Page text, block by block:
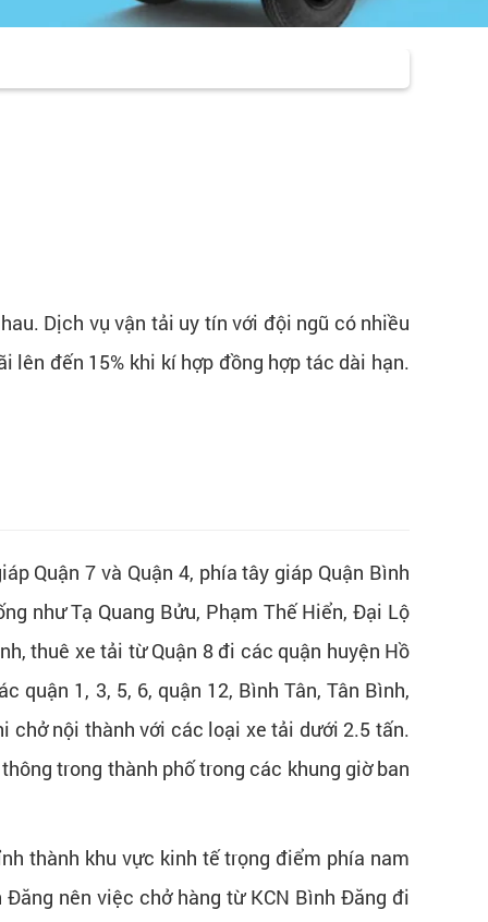
Dịch vụ vận tải uy tín với đội ngũ có nhiều
lên đến 15% khi kí hợp đồng hợp tác dài hạn.
Quận 7 và Quận 4, phía tây giáp Quận Bình
như Tạ Quang Bửu, Phạm Thế Hiển, Đại Lộ
thuê xe tải từ Quận 8 đi các quận huyện Hồ
1, 3, 5, 6, quận 12, Bình Tân, Tân Bình,
chở nội thành với các loại xe tải dưới 2.5 tấn.
trong thành phố trong các khung giờ ban
thành khu vực kinh tế trọng điểm phía nam
nên việc chở hàng từ KCN Bình Đăng đi